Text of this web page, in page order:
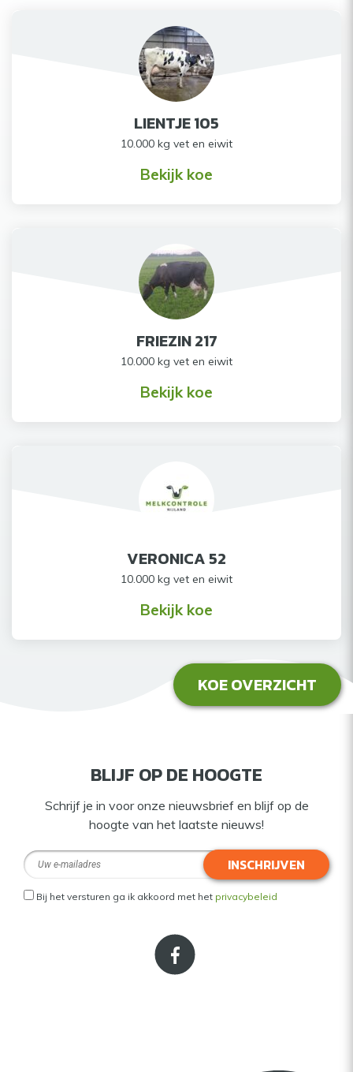
LIENTJE 105
10.000 kg vet en eiwit
Bekijk koe
FRIEZIN 217
10.000 kg vet en eiwit
Bekijk koe
VERONICA 52
10.000 kg vet en eiwit
Bekijk koe
KOE OVERZICHT
BLIJF OP DE HOOGTE
Schrijf je in voor onze nieuwsbrief en blijf op de
hoogte van het laatste nieuws!
INSCHRIJVEN
Bij het versturen ga ik akkoord met het privacybeleid